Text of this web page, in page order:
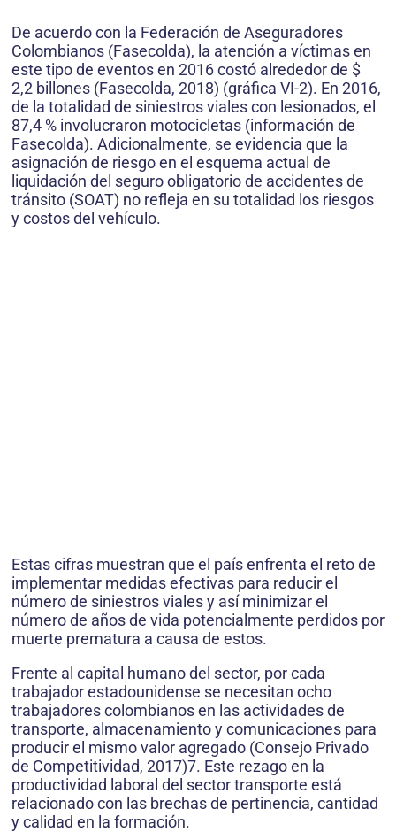
De acuerdo con la Federación de Aseguradores
Colombianos (Fasecolda), la atención a víctimas en
este tipo de eventos en 2016 costó alrededor de $
2,2 billones (Fasecolda, 2018) (gráfica VI-2). En 2016,
de la totalidad de siniestros viales con lesionados, el
87,4 % involucraron motocicletas (información de
Fasecolda). Adicionalmente, se evidencia que la
asignación de riesgo en el esquema actual de
liquidación del seguro obligatorio de accidentes de
tránsito (SOAT) no refleja en su totalidad los riesgos
y costos del vehículo.
Estas cifras muestran que el país enfrenta el reto de
implementar medidas efectivas para reducir el
número de siniestros viales y así minimizar el
número de años de vida potencialmente perdidos por
muerte prematura a causa de estos.
Frente al capital humano del sector, por cada
trabajador estadounidense se necesitan ocho
trabajadores colombianos en las actividades de
transporte, almacenamiento y comunicaciones para
producir el mismo valor agregado (Consejo Privado
de Competitividad, 2017)7. Este rezago en la
productividad laboral del sector transporte está
relacionado con las brechas de pertinencia, cantidad
y calidad en la formación.